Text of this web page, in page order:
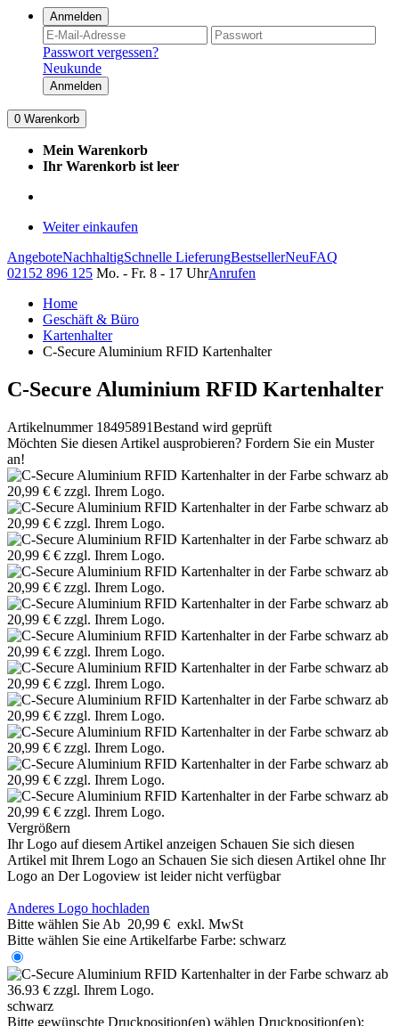
Anmelden
Passwort vergessen?
Neukunde
Anmelden
0 Warenkorb
Mein Warenkorb
Ihr Warenkorb ist leer
Weiter einkaufen
AngeboteNachhaltigSchnelle LieferungBestsellerNeuFAQ
02152 896 125 Mo. - Fr. 8 - 17 UhrAnrufen
Home
Geschäft & Büro
Kartenhalter
C-Secure Aluminium RFID Kartenhalter
C-Secure Aluminium RFID Kartenhalter
Artikelnummer 18495891Bestand wird geprüft
Möchten Sie diesen Artikel ausprobieren? Fordern Sie ein Muster
an!
Vergrößern
Ihr Logo auf diesem Artikel anzeigen Schauen Sie sich diesen
Artikel mit Ihrem Logo an Schauen Sie sich diesen Artikel ohne Ihr
Logo an Der Logoview ist leider nicht verfügbar
Anderes Logo hochladen
Bitte wählen Sie Ab 20,99 € exkl. MwSt
Bitte wählen Sie eine Artikelfarbe Farbe: schwarz
schwarz
Bitte gewünschte Druckposition(en) wählen Druckposition(en):